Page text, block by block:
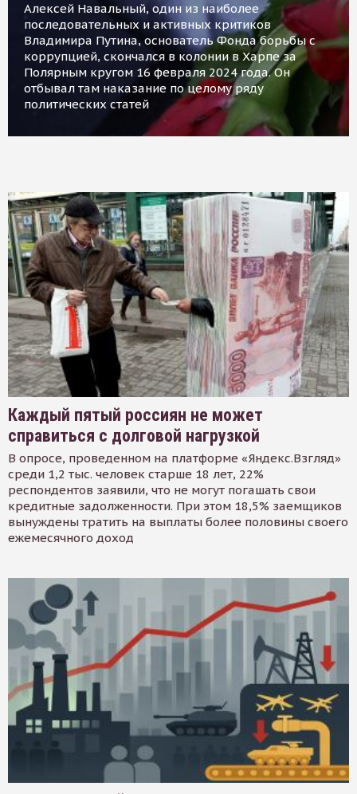
Алексей Навальный, один из наиболее
последовательных и активных критиков
Владимира Путина, основатель Фонда борьбы с
коррупцией, скончался в колонии в Харпе за
Полярным кругом 16 февраля 2024 года. Он
отбывал там наказание по целому ряду
политических статей
Каждый пятый россиян не может
справиться с долговой нагрузкой
В опросе, проведенном на платформе «Яндекс.Взгляд»
среди 1,2 тыс. человек старше 18 лет, 22%
респондентов заявили, что не могут погашать свои
кредитные задолженности. При этом 18,5% заемщиков
вынуждены тратить на выплаты более половины своего
ежемесячного доход